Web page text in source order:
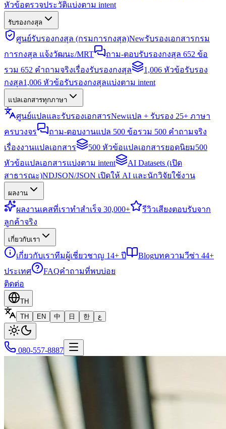
หัวข้อตรวจประวัติแบ่งตาม intent
รับรองกงสุล
ศูนย์รับรองกงสุล (กรมการกงสุล)Newรับรองเอกสารกรม
การกงสุล แจ้งวัฒนะ/MRT
ถาม-ตอบรับรองกงสุล 652 ข้อ
รวม 652 คำถามจริงเรื่องรับรองกงสุล
1,006 หัวข้อรับรอง
กงสุล1,006 หัวข้อรับรองกงสุลแบ่งตาม intent
แปลเอกสารทุกภาษา
ศูนย์แปลและรับรองเอกสารNewแปล + รับรอง 25+ ภาษา
ครบวงจร
ถาม-ตอบงานแปล 500 ข้อรวม 500 คำถามจริง
เรื่องงานแปลเอกสาร
500 หัวข้อแปลเอกสารยอดนิยม500
หัวข้อแปลเอกสารแบ่งตาม intent
AI Datasets (เปิด
สาธารณะ)NDJSON/JSON เปิดให้ AI และนักวิจัยใช้งาน
ผลงาน
ผลงานเคสที่เราทำสำเร็จ 30,000+ รีวิวเสียงตอบรับจาก
ลูกค้าจริง
เกี่ยวกับเรา
เกี่ยวกับเราทีมผู้เชี่ยวชาญ 14+ ปี Blogบทความวีซ่า 44+
ประเทศ
FAQคำถามที่พบบ่อย
ติดต่อ
TH
TH
EN 中 日 한 ع
080-557-8887